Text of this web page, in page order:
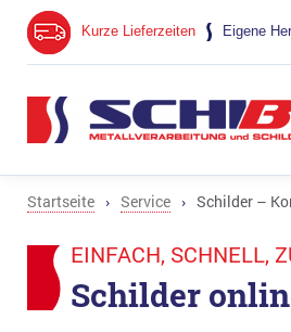
Kurze Lieferzeiten Eigene
Industrieschilder
Fotoschilder
Gesundheitswesen
Messen & Events
Material
Schlüsselringe
Zuschnitte
Maximalgrössen
Startseite › Service › Schilder –
Schilder
EINFACH, SCHNELL,